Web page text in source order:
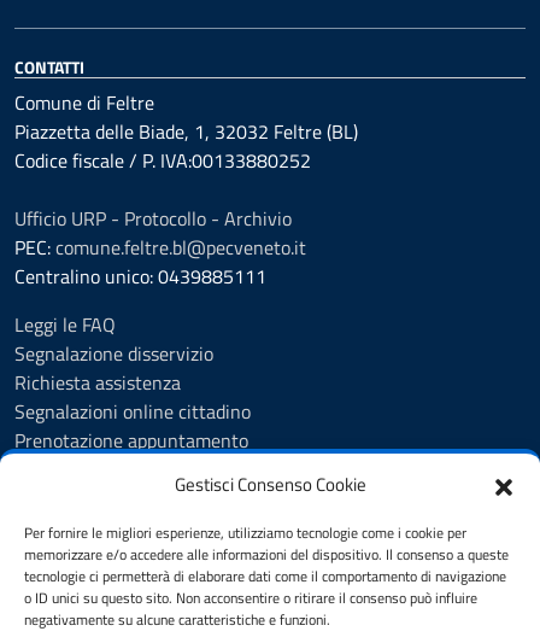
Gestisci Consenso Cookie
Per fornire le migliori esperienze, utilizziamo tecnologie come i cookie per
memorizzare e/o accedere alle informazioni del dispositivo. Il consenso a queste
tecnologie ci permetterà di elaborare dati come il comportamento di navigazione
o ID unici su questo sito. Non acconsentire o ritirare il consenso può influire
negativamente su alcune caratteristiche e funzioni.
CONTATTI
Comune di Feltre
Piazzetta delle Biade, 1, 32032 Feltre (BL)
Codice fiscale / P. IVA:00133880252
Ufficio URP - Protocollo - Archivio
PEC:comune.feltre.bl@pecveneto.it
Centralino unico: 0439885111
Leggi le FAQ
Segnalazione disservizio
Richiesta assistenza
Segnalazioni online cittadino
Prenotazione appuntamento
Amministrazione trasparente
Informativa privacy
Cookie Policy (UE)
Dichiarazione di accessibilità